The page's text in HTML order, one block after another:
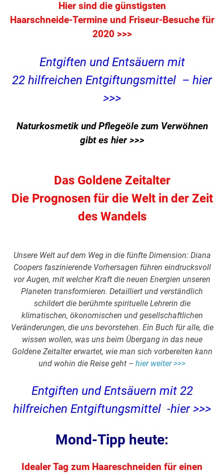
Hier sind die günstigsten
Haarschneide-Termine und Friseur-Besuche für
2020 >>>
Entgiften und Entsäuern mit
22 hilfreichen Entgiftungsmittel – hier
>>>
Naturkosmetik und Pflegeöle zum Verwöhnen
gibt es hier >>>
Das Goldene Zeitalter
Die Prognosen für die Welt in der Zeit
des Wandels
Unsere Welt auf dem Weg in die fünfte Dimension: Diana
Coopers faszinierende Vorhersagen führen eindrucksvoll
vor Augen, mit welcher Kraft die neuen Energien unseren
Planeten transformieren. Detailliert und verständlich
schildert die berühmte spirituelle Lehrerin die
klimatischen, ökonomischen und gesellschaftlichen
Veränderungen, die uns bevorstehen. Ein Buch für alle, die
wissen wollen, was uns beim Übergang in das neue
Goldene Zeitalter erwartet, wie man sich vorbereiten kann
und wohin die Reise geht – hier weiter >>>
Entgiften und Entsäuern mit 22
hilfreichen Entgiftungsmittel -hier >>>
Mond-Tipp heute:
Idealer Tag zum Haareschneiden für einen